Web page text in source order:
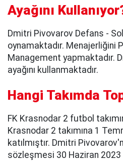
Ayağını
Dmitri Pivovarov Defans -
oynamaktadır. Menajerliğini
Management yapmaktadır.
ayağını kullanmaktadır.
Hangi Takımda
FK Krasnodar 2 futbol
Krasnodar 2 takımına 1
katılmıştır. Dmitri
sözleşmesi 30 Haziran